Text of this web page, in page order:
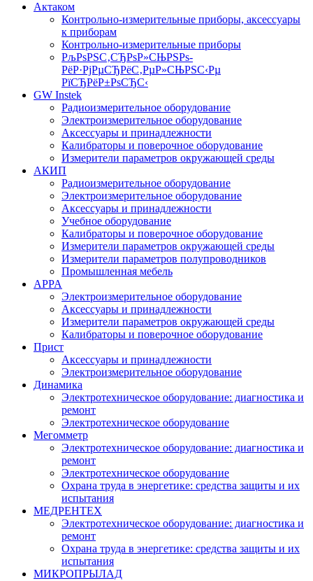
Актаком
Контрольно-измерительные приборы, аксессуары
к приборам
Контрольно-измерительные приборы
РљРѕРЅС‚СЂРѕР»СЊРЅРѕ-
РёР·РјРµСЂРёС‚РµР»СЊРЅС‹Рµ
РїСЂРёР±РѕСЂС‹
GW Instek
Радиоизмерительное оборудование
Электроизмерительное оборудование
Аксессуары и принадлежности
Калибраторы и поверочное оборудование
Измерители параметров окружающей среды
АКИП
Радиоизмерительное оборудование
Электроизмерительное оборудование
Аксессуары и принадлежности
Учебное оборудование
Калибраторы и поверочное оборудование
Измерители параметров окружающей среды
Измерители параметров полупроводников
Промышленная мебель
APPA
Электроизмерительное оборудование
Аксессуары и принадлежности
Измерители параметров окружающей среды
Калибраторы и поверочное оборудование
Прист
Аксессуары и принадлежности
Электроизмерительное оборудование
Динамика
Электротехническое оборудование: диагностика и
ремонт
Электротехническое оборудование
Мегомметр
Электротехническое оборудование: диагностика и
ремонт
Электротехническое оборудование
Охрана труда в энергетике: средства защиты и их
испытания
МЕДРЕНТЕХ
Электротехническое оборудование: диагностика и
ремонт
Охрана труда в энергетике: средства защиты и их
испытания
МИКРОПРЫЛАД